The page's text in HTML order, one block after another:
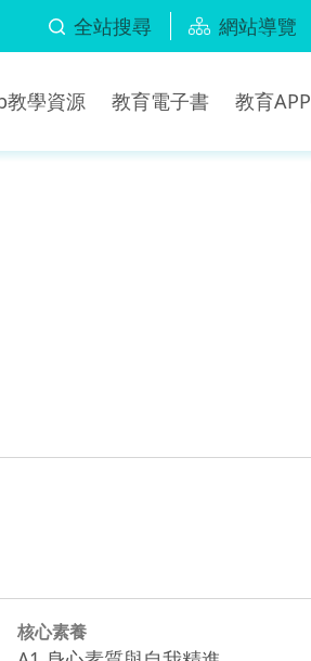
全站搜尋 網站導覽
教學資源 教育電子書 教育APP
核心素養